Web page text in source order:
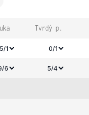
Tvrdý p.
5/1 0/1
6 5/4